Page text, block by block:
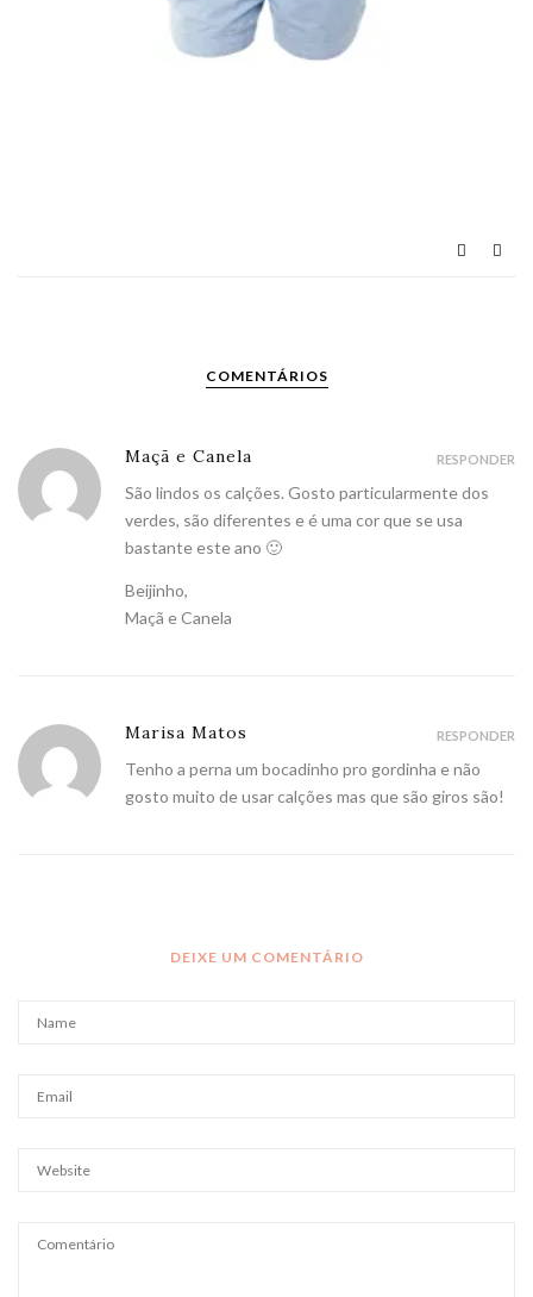
COMENTÁRIOS
Maçã e Canela
São lindos os calções. Gosto particularmente dos
verdes, são diferentes e é uma cor que se usa
bastante este ano 🙂
Beijinho,
Maçã e Canela
RESPONDER
Marisa Matos
Tenho a perna um bocadinho pro gordinha e não
gosto muito de usar calções mas que são giros são!
RESPONDER
DEIXE UM COMENTÁRIO